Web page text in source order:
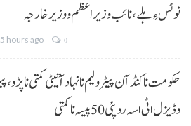
نوٹس ءِ ہلے،نائب وزیراعظم و وزیر خارجہ
5 hours ago 0
و ڈیزل اٹی اسہ روپئی 50 پیسہ نا کمتی